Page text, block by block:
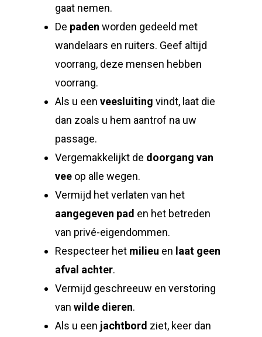
gaat nemen.
De paden worden gedeeld met
wandelaars en ruiters. Geef altijd
voorrang, deze mensen hebben
voorrang.
Als u een veesluiting vindt, laat die
dan zoals u hem aantrof na uw
passage.
Vergemakkelijkt de doorgang van
vee op alle wegen.
Vermijd het verlaten van het
aangegeven pad en het betreden
van privé-eigendommen.
Respecteer het milieu en laat geen
afval achter.
Vermijd geschreeuw en verstoring
van wilde dieren.
Als u een jachtbord ziet, keer dan